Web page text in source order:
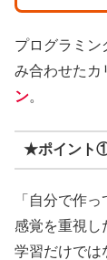
プログラミン
み合わせたカ
ン。
★ポイント
「自分で作
感覚を重視し
学習だけでは